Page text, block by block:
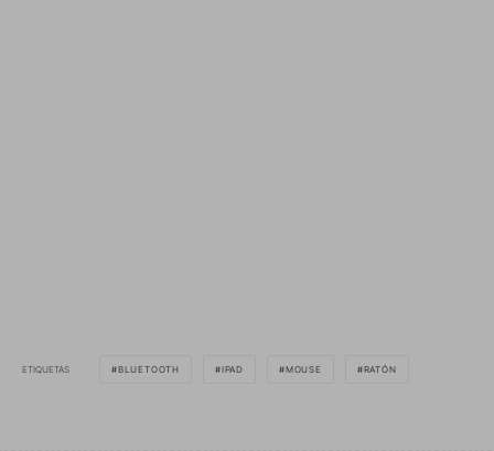
ETIQUETAS BLUETOOTH IPAD MOUSE RATÓN